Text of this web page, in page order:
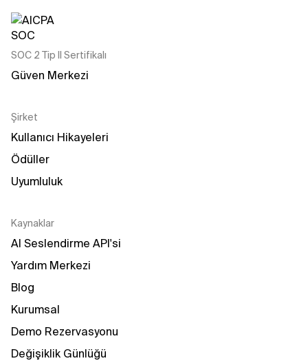
SOC 2 Tip II Sertifikalı
Güven Merkezi
Şirket
Kullanıcı Hikayeleri
Ödüller
Uyumluluk
Kaynaklar
AI Seslendirme API'si
Yardım Merkezi
Blog
Kurumsal
Demo Rezervasyonu
Değişiklik Günlüğü